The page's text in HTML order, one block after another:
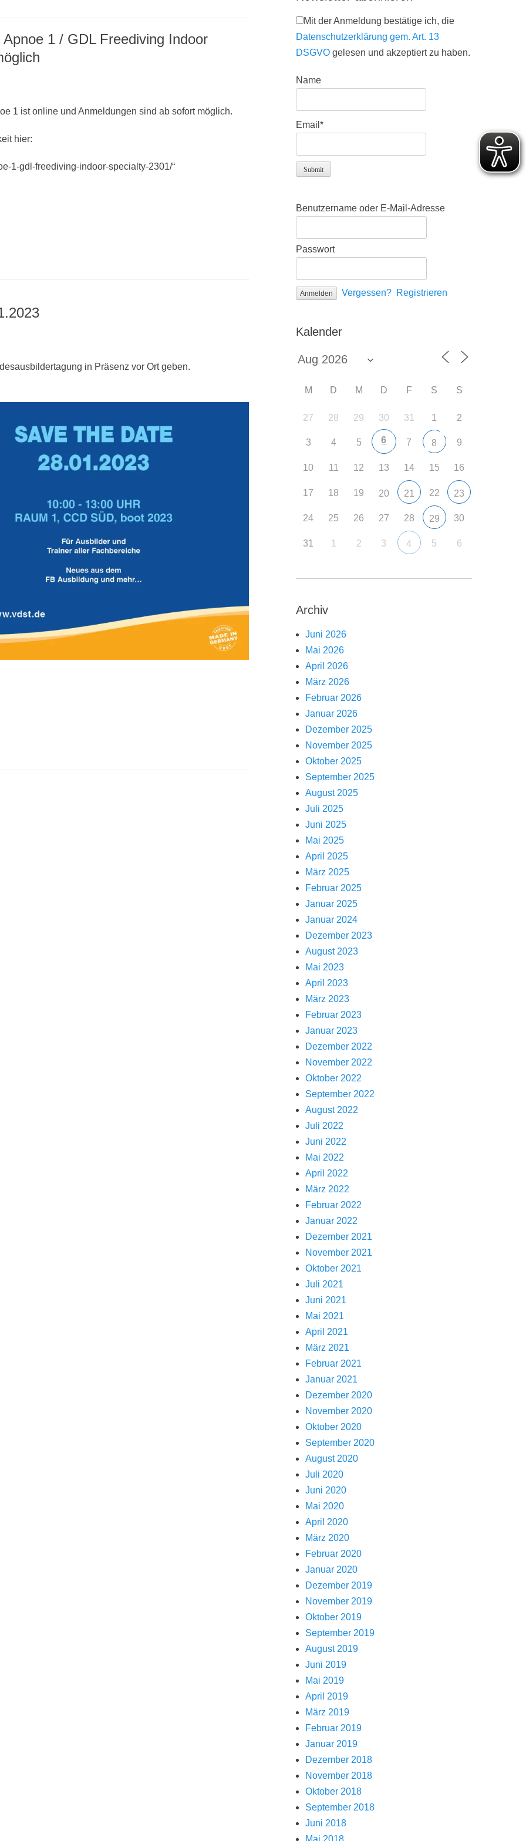
1 / GDL Freediving Indoor
1 ist online und Anmeldungen sind ab sofort möglich.
hier:
1-gdl-freediving-indoor-specialty-2301/“
in Präsenz vor Ort geben.
Mit der Anmeldung bestätige ich, die
Datenschutzerklärung gem. Art. 13
DSGVO gelesen und akzeptiert zu haben.
Name
Email*
Benutzername oder E-Mail-Adresse
Passwort
Vergessen? Registrieren
Kalender
M D M D F S S
27 28 29 30 31 1 2
3 4 5 6 7 8 9
10 11 12 13 14 15 16
17 18 19 20 21 22 23
24 25 26 27 28 29 30
31 1 2 3 4 5 6
Archiv
Juni 2026
Mai 2026
April 2026
März 2026
Februar 2026
Januar 2026
Dezember 2025
November 2025
Oktober 2025
September 2025
August 2025
Juli 2025
Juni 2025
Mai 2025
April 2025
März 2025
Februar 2025
Januar 2025
Januar 2024
Dezember 2023
August 2023
Mai 2023
April 2023
März 2023
Februar 2023
Januar 2023
Dezember 2022
November 2022
Oktober 2022
September 2022
August 2022
Juli 2022
Juni 2022
Mai 2022
April 2022
März 2022
Februar 2022
Januar 2022
Dezember 2021
November 2021
Oktober 2021
Juli 2021
Juni 2021
Mai 2021
April 2021
März 2021
Februar 2021
Januar 2021
Dezember 2020
November 2020
Oktober 2020
September 2020
August 2020
Juli 2020
Juni 2020
Mai 2020
April 2020
März 2020
Februar 2020
Januar 2020
Dezember 2019
November 2019
Oktober 2019
September 2019
August 2019
Juni 2019
Mai 2019
April 2019
März 2019
Februar 2019
Januar 2019
Dezember 2018
November 2018
Oktober 2018
September 2018
Juni 2018